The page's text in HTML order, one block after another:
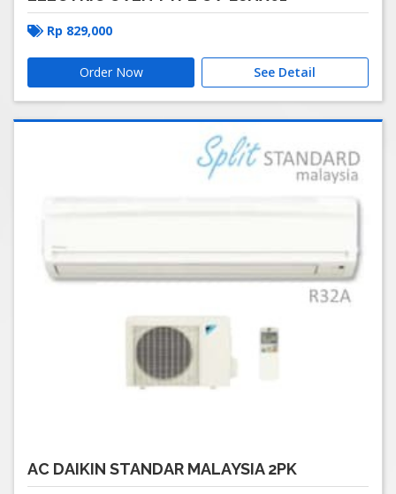
Rp 829,000
Order Now See Detail
AC DAIKIN STANDAR MALAYSIA 2PK